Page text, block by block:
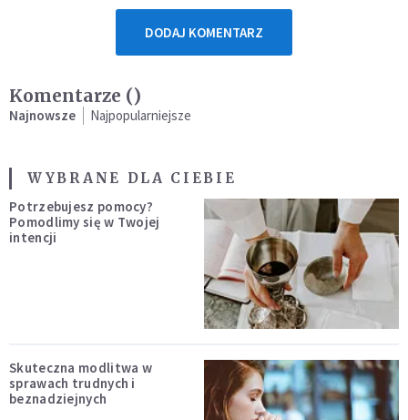
DODAJ KOMENTARZ
Komentarze ()
Najnowsze Najpopularniejsze
WYBRANE DLA CIEBIE
Potrzebujesz pomocy?
Pomodlimy się w Twojej
intencji
Skuteczna modlitwa w
sprawach trudnych i
beznadziejnych